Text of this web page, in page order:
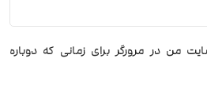
من در مرورگر برای زمانی که دوباره